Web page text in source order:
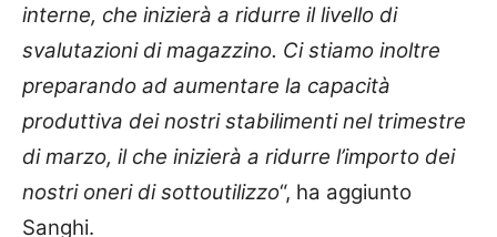
interne, che inizierà a ridurre il livello di
svalutazioni di magazzino. Ci stiamo inoltre
preparando ad aumentare la capacità
produttiva dei nostri stabilimenti nel trimestre
di marzo, il che inizierà a ridurre l’importo dei
nostri oneri di sottoutilizzo“, ha aggiunto
Sanghi.